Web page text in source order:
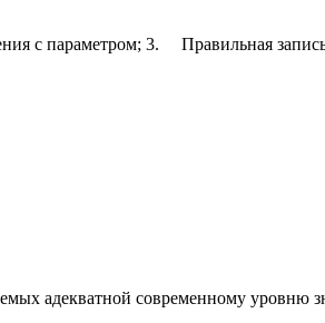
с параметром; 3. Правильная
адекватной современному